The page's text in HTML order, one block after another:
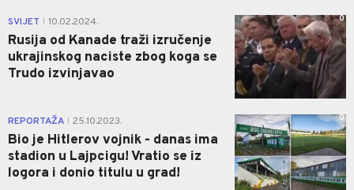
SVIJET 10.02.2024.
Rusija od Kanade traži izručenje
ukrajinskog naciste zbog koga se
Trudo izvinjavao
0
REPORTAŽA 25.10.2023.
Bio je Hitlerov vojnik - danas ima
stadion u Lajpcigu! Vratio se iz
logora i donio titulu u grad!
0